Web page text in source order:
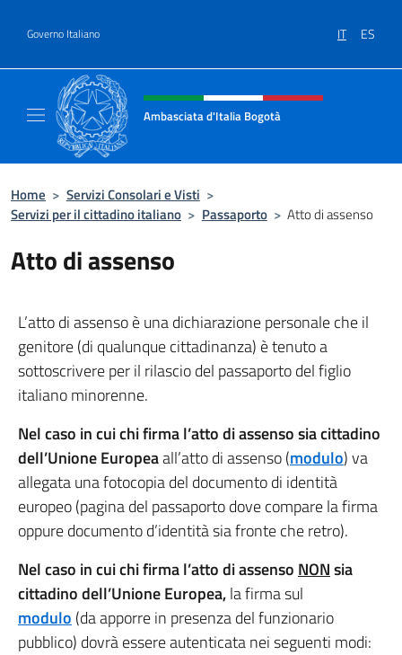
Governo Italiano IT ES
Intestazione sito, social e menù
Ambasciata d'Italia Bogotà
Home > Servizi Consolari e Visti >
Servizi per il cittadino italiano > Passaporto > Atto di assenso
Atto di assenso
L’atto di assenso è una dichiarazione personale che il
genitore (di qualunque cittadinanza) è tenuto a
sottoscrivere per il rilascio del passaporto del figlio
italiano minorenne.
Nel caso in cui chi firma l’atto di assenso sia cittadino
dell’Unione Europeaall’atto di assenso (modulo) va
allegata una fotocopia del documento di identità
europeo (pagina del passaporto dove compare la firma
oppure documento d’identità sia fronte che retro).
Nel caso in cui chi firma l’atto di assenso NONsia
cittadino dell’Unione Europea,la firma sul
modulo (da apporre in presenza del funzionario
pubblico) dovrà essere autenticata nei seguenti modi: